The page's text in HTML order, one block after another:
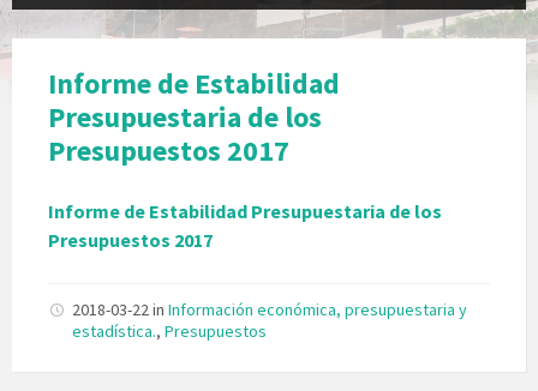
Informe de Estabilidad
Presupuestaria de los
Presupuestos 2017
Informe de Estabilidad Presupuestaria de los
Presupuestos 2017
2018-03-22in Información económica, presupuestaria y
estadística., Presupuestos